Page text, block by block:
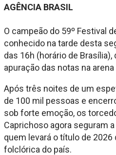
AGÊNCIA BRASIL
O campeão do 59º Festival
conhecido na tarde desta
das 16h (horário de
apuração das notas na
Após três noites de um
de 100 mil pessoas e
sob forte emoção, os
Caprichoso agora seguram
quem levará o título de 2026
folclórica do país.